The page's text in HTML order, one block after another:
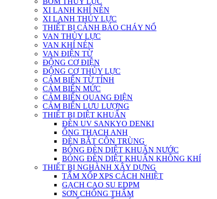
XI LANH KHÍ NÉN
XI LANH THỦY LỰC
THIẾT BỊ CẢNH BÁO CHÁY NỔ
VAN THỦY LỰC
VAN KHÍ NÉN
VAN ĐIỆN TỪ
ĐỘNG CƠ ĐIỆN
ĐỘNG CƠ THỦY LỰC
CẢM BIẾN TỪ TÍNH
CẢM BIẾN MỨC
CẢM BIẾN QUANG ĐIỆN
CẢM BIẾN LƯU LƯỢNG
THIẾT BỊ DIỆT KHUẨN
ĐÈN UV SANKYO DENKI
ỐNG THẠCH ANH
ĐÈN BẮT CÔN TRÙNG
BÓNG ĐÈN DIỆT KHUẨN NƯỚC
BÓNG ĐÈN DIỆT KHUẨN KHÔNG KHÍ
THIẾT BỊ NGHÀNH XÂY DỰNG
TẤM XỐP XPS CÁCH NHIỆT
GẠCH CAO SU EDPM
SƠN CHỐNG THẤM